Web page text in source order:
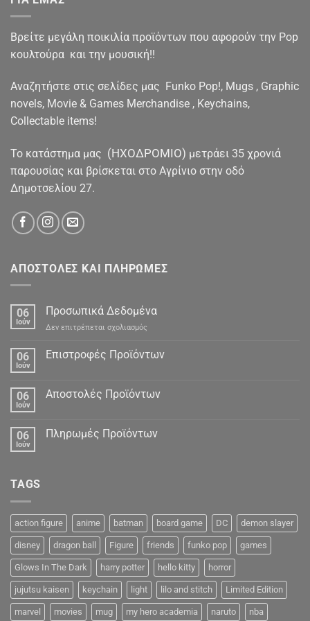
Βρείτε μεγάλη ποικιλία προϊόντων που αφορούν την Pop
κουλτούρα και την μουσική!!
Αναζητήστε στις σελίδες μας Funko Pop!, Mugs , Graphic
novels, Movie & Games Merchandise , Keychains,
Collectable items!
To κατάστημα μας (ΗΧΟΔΡΟΜΙΟ) μετράει 35 χρονιά
παρουσίας και βρίσκεται στο Αγρίνιο στην οδό
Δημοτσελίου 27.
ΑΠΟΣΤΟΛΕΣ ΚΑΙ ΠΛΗΡΩΜΕΣ
06
Ιούν
Προσωπικά Δεδομένα
Δεν επιτρέπεται σχολιασμός
Δεδομένα
06
Ιούν
Επιστροφές Προϊόντων
06
Ιούν
Αποστολές Προϊόντων
06
Ιούν
Πληρωμές Προϊόντων
TAGS
action figure anime batman board game DC demon slayer
disney dragon ball Figure friends funko pop games
Glows In The Dark harry potter hello kitty horror
jujutsu kaisen keychain light lilo and stitch Limited Edition
marvel movies mug my hero academia naruto nba